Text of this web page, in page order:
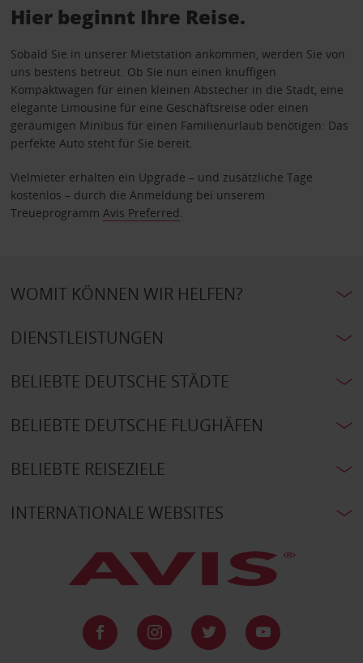
Hier beginnt Ihre Reise.
Sobald Sie in unserer Mietstation ankommen, werden Sie von
uns bestens betreut. Ob Sie nun einen knuffigen
Kompaktwagen für einen kleinen Abstecher in die Stadt, eine
elegante Limousine für eine Geschäftsreise oder einen
geräumigen Minibus für einen Familienurlaub benötigen: Das
perfekte Auto steht für Sie bereit.
Vielmieter erhalten ein Upgrade – und zusätzliche Tage
kostenlos – durch die Anmeldung bei unserem
Treueprogramm Avis Preferred
WOMIT KÖNNEN WIR HELFEN?
DIENSTLEISTUNGEN
BELIEBTE DEUTSCHE STÄDTE
BELIEBTE DEUTSCHE FLUGHÄFEN
BELIEBTE REISEZIELE
INTERNATIONALE WEBSITES